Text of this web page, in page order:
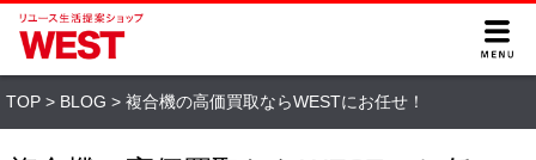
TOP > BLOG > 複合機の高価買取ならWESTにお任せ！